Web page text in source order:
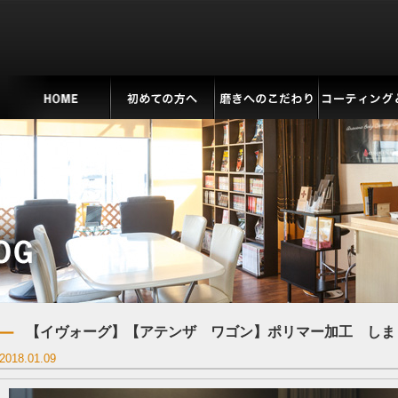
【イヴォーグ】【アテンザ ワゴン】ポリマー加工 しま
2018.01.09